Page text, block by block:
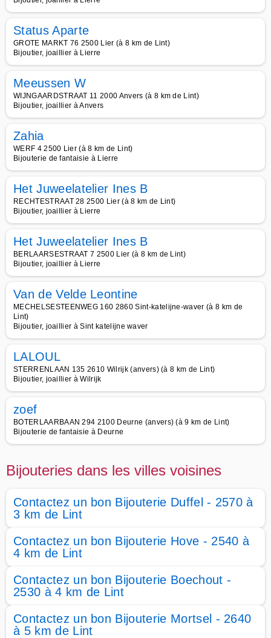
Status Aparte
GROTE MARKT 76 2500 Lier (à 8 km de Lint)
Bijoutier, joaillier à Lierre
Meeussen W
WIJNGAARDSTRAAT 11 2000 Anvers (à 8 km de Lint)
Bijoutier, joaillier à Anvers
Zahia
WERF 4 2500 Lier (à 8 km de Lint)
Bijouterie de fantaisie à Lierre
Het Juweelatelier Ines B
RECHTESTRAAT 28 2500 Lier (à 8 km de Lint)
Bijoutier, joaillier à Lierre
Het Juweelatelier Ines B
BERLAARSESTRAAT 7 2500 Lier (à 8 km de Lint)
Bijoutier, joaillier à Lierre
Van de Velde Leontine
MECHELSESTEENWEG 160 2860 Sint-katelijne-waver (à 8 km de
Lint)
Bijoutier, joaillier à Sint katelijne waver
LALOUL
STERRENLAAN 135 2610 Wilrijk (anvers) (à 8 km de Lint)
Bijoutier, joaillier à Wilrijk
zoef
BOTERLAARBAAN 294 2100 Deurne (anvers) (à 9 km de Lint)
Bijouterie de fantaisie à Deurne
Bijouteries dans les villes voisines
Contactez un bon Bijouterie Duffel - 2570 à
3 km de Lint
Contactez un bon Bijouterie Hove - 2540 à
4 km de Lint
Contactez un bon Bijouterie Boechout -
2530 à 4 km de Lint
Contactez un bon Bijouterie Mortsel - 2640
à 5 km de Lint